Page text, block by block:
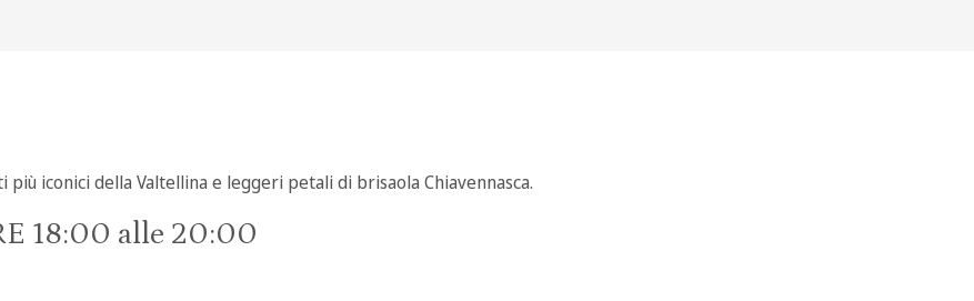
iconici della Valtellina e leggeri petali di brisaola Chiavennasca.
18:00 alle 20:00